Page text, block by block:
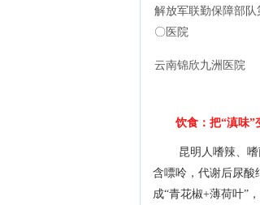
解放军联勤保障部队
〇医院
云南锦欣九洲医院
饮食：把“滇味”
昆明人嗜辣、
含嘌呤，代谢后尿酸
成“青花椒+薄荷叶”